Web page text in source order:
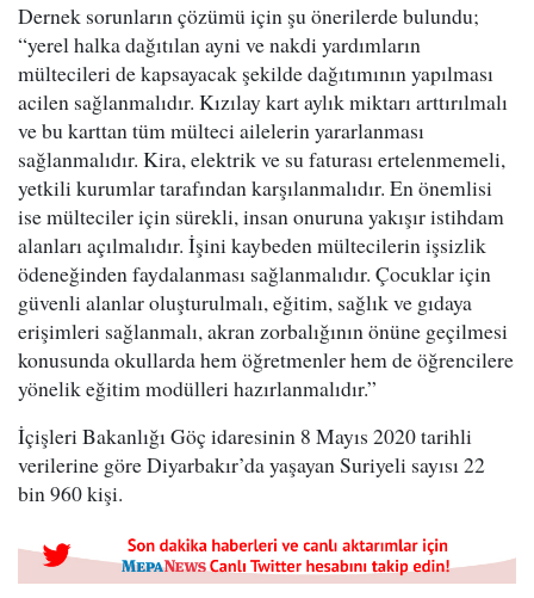
Dernek sorunların çözümü için şu önerilerde bulundu;
“yerel halka dağıtılan ayni ve nakdi yardımların
mültecileri de kapsayacak şekilde dağıtımının yapılması
acilen sağlanmalıdır. Kızılay kart aylık miktarı arttırılmalı
ve bu karttan tüm mülteci ailelerin yararlanması
sağlanmalıdır. Kira, elektrik ve su faturası ertelenmemeli,
yetkili kurumlar tarafından karşılanmalıdır. En önemlisi
ise mülteciler için sürekli, insan onuruna yakışır istihdam
alanları açılmalıdır. İşini kaybeden mültecilerin işsizlik
ödeneğinden faydalanması sağlanmalıdır. Çocuklar için
güvenli alanlar oluşturulmalı, eğitim, sağlık ve gıdaya
erişimleri sağlanmalı, akran zorbalığının önüne geçilmesi
konusunda okullarda hem öğretmenler hem de öğrencilere
yönelik eğitim modülleri hazırlanmalıdır.”
İçişleri Bakanlığı Göç idaresinin 8 Mayıs 2020 tarihli
verilerine göre Diyarbakır’da yaşayan Suriyeli sayısı 22
bin 960 kişi.